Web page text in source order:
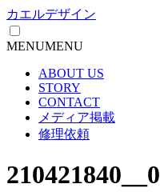
カエルデザイン
MENUMENU
ABOUT US
STORY
CONTACT
メディア掲載
修理依頼